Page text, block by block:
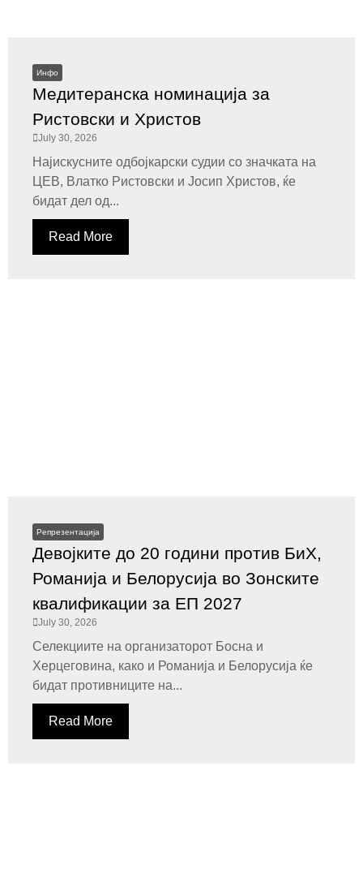
Инфо
Медитеранска номинација за
Ристовски и Христов
July 30, 2026
Најискусните одбојкарски судии со значката на
ЦЕВ, Влатко Ристовски и Јосип Христов, ќе
бидат дел од...
Read More
Репрезентација
Девојките до 20 години против БиХ,
Романија и Белорусија во Зонските
квалификации за ЕП 2027
July 30, 2026
Селекциите на организаторот Босна и
Херцеговина, како и Романија и Белорусија ќе
бидат противниците на...
Read More